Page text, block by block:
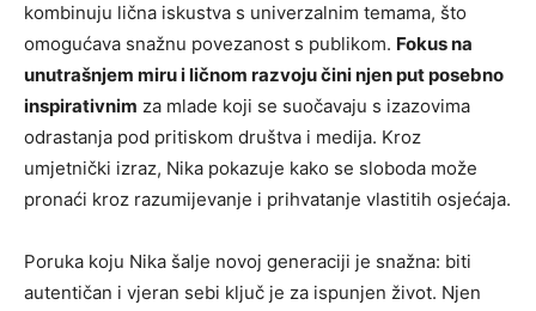
kombinuju lična iskustva s univerzalnim temama, što
omogućava snažnu povezanost s publikom. Fokus na
unutrašnjem miru i ličnom razvoju čini njen put posebno
inspirativnim za mlade koji se suočavaju s izazovima
odrastanja pod pritiskom društva i medija. Kroz
umjetnički izraz, Nika pokazuje kako se sloboda može
pronaći kroz razumijevanje i prihvatanje vlastitih osjećaja.
Poruka koju Nika šalje novoj generaciji je snažna: biti
autentičan i vjeran sebi ključ je za ispunjen život. Njen